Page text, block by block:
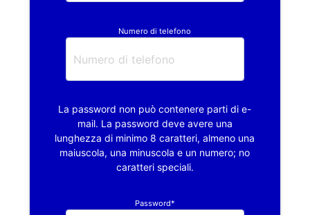
Numero di telefono
La password non può contenere parti di e-
mail. La password deve avere una
lunghezza di minimo 8 caratteri, almeno una
maiuscola, una minuscola e un numero; no
caratteri speciali.
Password*